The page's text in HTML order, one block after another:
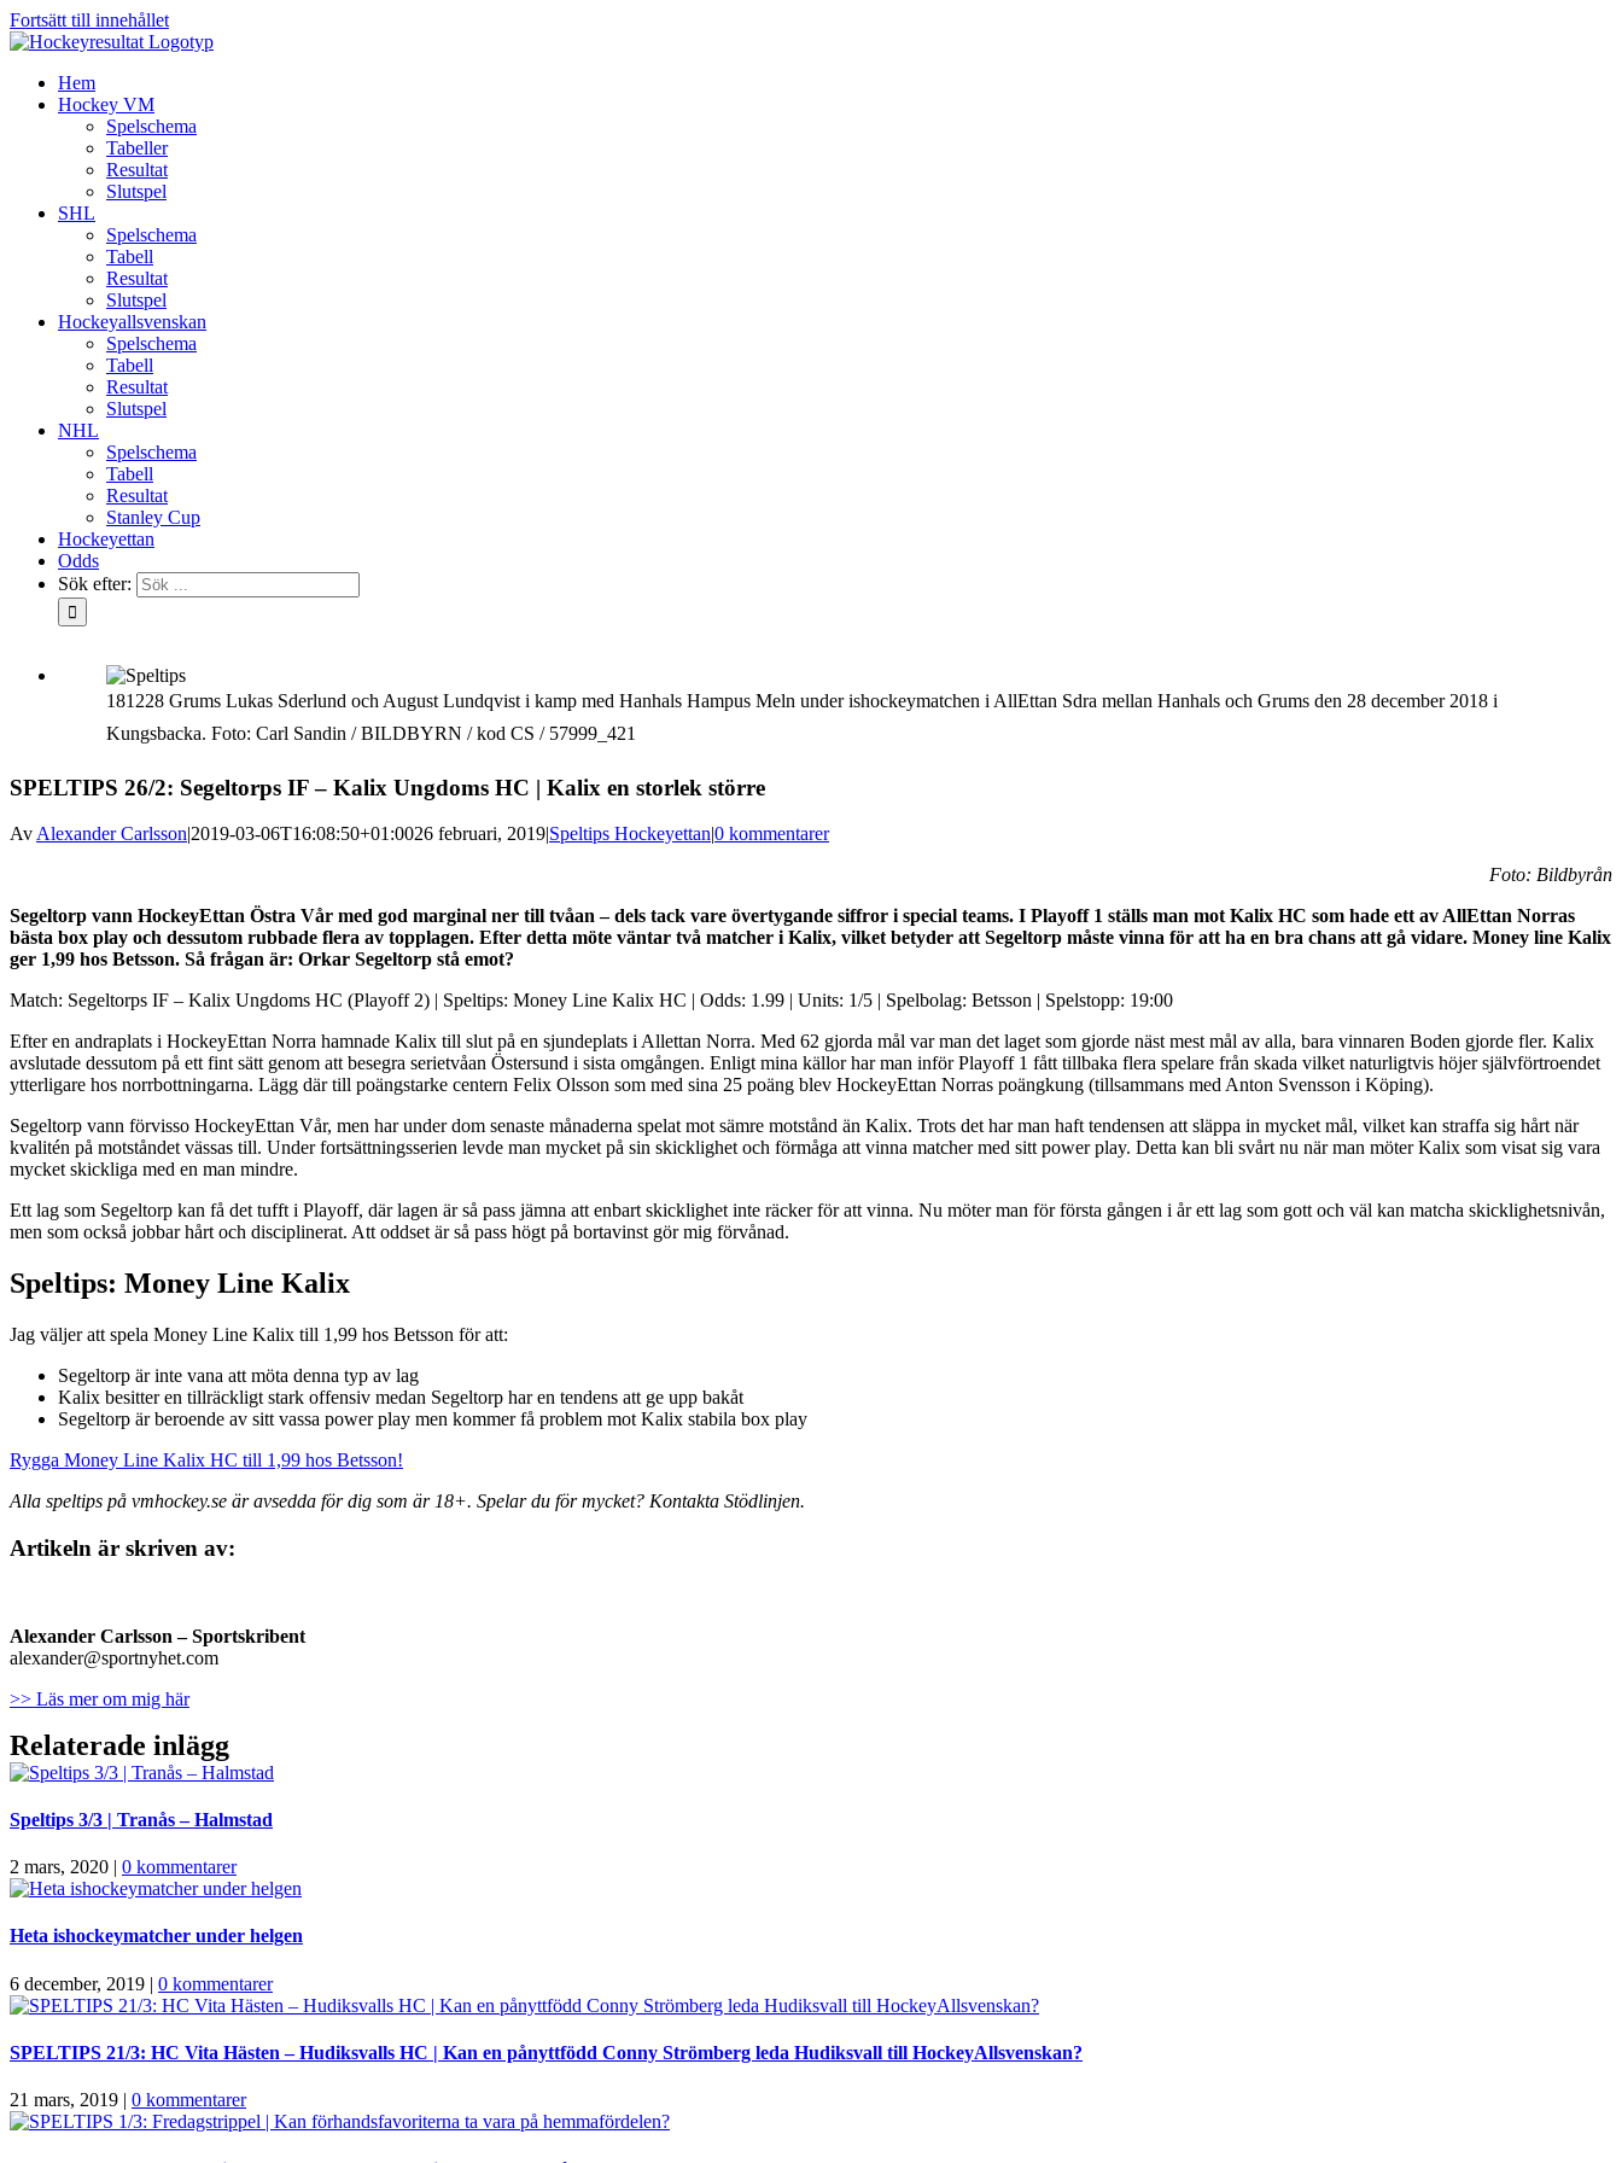
Fortsätt till innehållet
Hem
Hockey VM
Spelschema
Tabeller
Resultat
Slutspel
SHL
Spelschema
Tabell
Resultat
Slutspel
Hockeyallsvenskan
Spelschema
Tabell
Resultat
Slutspel
NHL
Spelschema
Tabell
Resultat
Stanley Cup
Hockeyettan
Odds
Sök efter:
181228 Grums Lukas Sderlund och August Lundqvist i kamp med Hanhals Hampus Meln under ishockeymatchen i AllEttan Sdra mellan Hanhals och Grums den 28 december 2018 i
Kungsbacka. Foto: Carl Sandin / BILDBYRN / kod CS / 57999_421
SPELTIPS 26/2: Segeltorps IF – Kalix Ungdoms HC | Kalix en storlek större
AvAlexander Carlsson|2019-03-06T16:08:50+01:0026 februari, 2019|Speltips Hockeyettan|0 kommentarer
Foto: Bildbyrån
Segeltorp vann HockeyEttan Östra Vår med god marginal ner till tvåan – dels tack vare övertygande siffror i special teams. I Playoff 1 ställs man mot Kalix HC som hade ett av AllEttan Norras
bästa box play och dessutom rubbade flera av topplagen. Efter detta möte väntar två matcher i Kalix, vilket betyder att Segeltorp måste vinna för att ha en bra chans att gå vidare. Money line Kalix
ger 1,99 hos Betsson. Så frågan är: Orkar Segeltorp stå emot?
Match: Segeltorps IF – Kalix Ungdoms HC (Playoff 2) | Speltips: Money Line Kalix HC | Odds: 1.99 | Units: 1/5 | Spelbolag: Betsson | Spelstopp: 19:00
Efter en andraplats i HockeyEttan Norra hamnade Kalix till slut på en sjundeplats i Allettan Norra. Med 62 gjorda mål var man det laget som gjorde näst mest mål av alla, bara vinnaren Boden gjorde fler. Kalix
avslutade dessutom på ett fint sätt genom att besegra serietvåan Östersund i sista omgången. Enligt mina källor har man inför Playoff 1 fått tillbaka flera spelare från skada vilket naturligtvis höjer självförtroendet
ytterligare hos norrbottningarna. Lägg där till poängstarke centern Felix Olsson som med sina 25 poäng blev HockeyEttan Norras poängkung (tillsammans med Anton Svensson i Köping).
Segeltorp vann förvisso HockeyEttan Vår, men har under dom senaste månaderna spelat mot sämre motstånd än Kalix. Trots det har man haft tendensen att släppa in mycket mål, vilket kan straffa sig hårt när
kvalitén på motståndet vässas till. Under fortsättningsserien levde man mycket på sin skicklighet och förmåga att vinna matcher med sitt power play. Detta kan bli svårt nu när man möter Kalix som visat sig vara
mycket skickliga med en man mindre.
Ett lag som Segeltorp kan få det tufft i Playoff, där lagen är så pass jämna att enbart skicklighet inte räcker för att vinna. Nu möter man för första gången i år ett lag som gott och väl kan matcha skicklighetsnivån,
men som också jobbar hårt och disciplinerat. Att oddset är så pass högt på bortavinst gör mig förvånad.
Speltips: Money Line Kalix
Jag väljer att spela Money Line Kalix till 1,99 hos Betsson för att:
Segeltorp är inte vana att möta denna typ av lag
Kalix besitter en tillräckligt stark offensiv medan Segeltorp har en tendens att ge upp bakåt
Segeltorp är beroende av sitt vassa power play men kommer få problem mot Kalix stabila box play
Rygga Money Line Kalix HC till 1,99 hos Betsson!
Alla speltips på vmhockey.se är avsedda för dig som är 18+. Spelar du för mycket? Kontakta Stödlinjen.
Artikeln är skriven av:
Alexander Carlsson – Sportskribent
alexander@sportnyhet.com
>> Läs mer om mig här
Relaterade inlägg
Speltips 3/3 | Tranås – Halmstad
2 mars, 2020 | 0 kommentarer
Heta ishockeymatcher under helgen
6 december, 2019 | 0 kommentarer
SPELTIPS 21/3: HC Vita Hästen – Hudiksvalls HC | Kan en pånyttfödd Conny Strömberg leda Hudiksvall till HockeyAllsvenskan?
21 mars, 2019 | 0 kommentarer